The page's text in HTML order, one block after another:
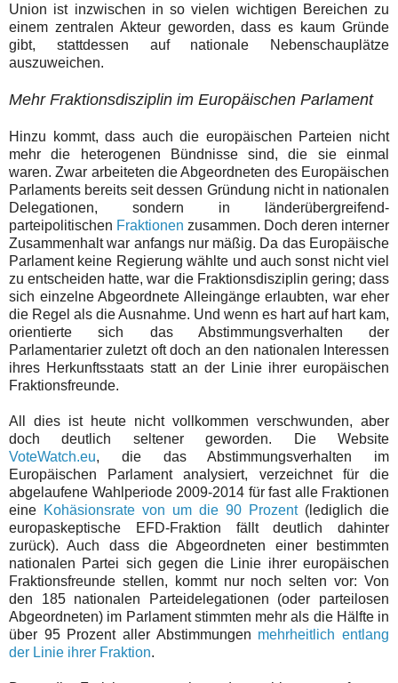
Union ist inzwischen in so vielen wichtigen Bereichen zu
einem zentralen Akteur geworden, dass es kaum Gründe
gibt, stattdessen auf nationale Nebenschauplätze
auszuweichen.
Mehr Fraktionsdisziplin im Europäischen Parlament
Hinzu kommt, dass auch die europäischen Parteien nicht
mehr die heterogenen Bündnisse sind, die sie einmal
waren. Zwar arbeiteten die Abgeordneten des Europäischen
Parlaments bereits seit dessen Gründung nicht in nationalen
Delegationen, sondern in länderübergreifend-
parteipolitischen Fraktionen zusammen. Doch deren interner
Zusammenhalt war anfangs nur mäßig. Da das Europäische
Parlament keine Regierung wählte und auch sonst nicht viel
zu entscheiden hatte, war die Fraktionsdisziplin gering; dass
sich einzelne Abgeordnete Alleingänge erlaubten, war eher
die Regel als die Ausnahme. Und wenn es hart auf hart kam,
orientierte sich das Abstimmungsverhalten der
Parlamentarier zuletzt oft doch an den nationalen Interessen
ihres Herkunftsstaats statt an der Linie ihrer europäischen
Fraktionsfreunde.
All dies ist heute nicht vollkommen verschwunden, aber
doch deutlich seltener geworden. Die Website
VoteWatch.eu, die das Abstimmungsverhalten im
Europäischen Parlament analysiert, verzeichnet für die
abgelaufene Wahlperiode 2009-2014 für fast alle Fraktionen
eine Kohäsionsrate von um die 90 Prozent(lediglich die
europaskeptische EFD-Fraktion fällt deutlich dahinter
zurück). Auch dass die Abgeordneten einer bestimmten
nationalen Partei sich gegen die Linie ihrer europäischen
Fraktionsfreunde stellen, kommt nur noch selten vor: Von
den 185 nationalen Parteidelegationen (oder parteilosen
Abgeordneten) im Parlament stimmten mehr als die Hälfte in
über 95 Prozent aller Abstimmungen mehrheitlich entlang
der Linie ihrer Fraktion.